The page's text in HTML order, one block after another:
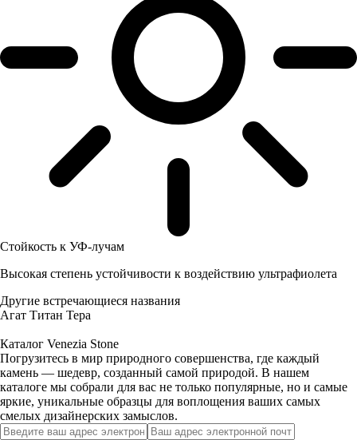
Стойкость к УФ-лучам
Высокая степень устойчивости к воздействию ультрафиолета
Другие встречающиеся названия
Агат Титан Тера
Каталог Venezia Stone
Погрузитесь в мир природного совершенства, где каждый
камень — шедевр, созданный самой природой. В нашем
каталоге мы собрали для вас не только популярные, но и самые
яркие, уникальные образцы для воплощения ваших самых
смелых дизайнерских замыслов.